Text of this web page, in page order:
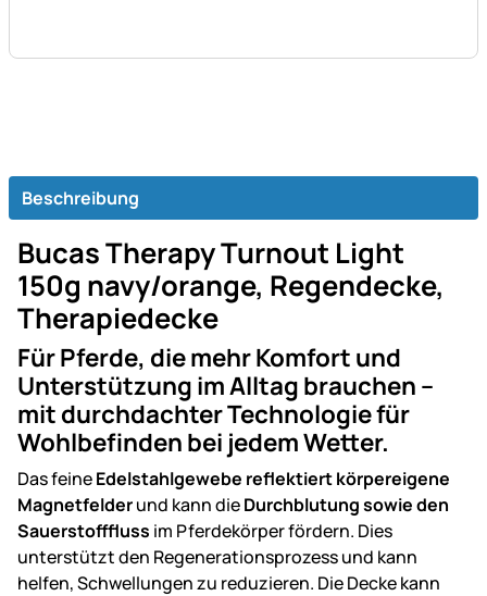
Beschreibung
Bucas Therapy Turnout Light
150g navy/orange, Regendecke,
Therapiedecke
Für Pferde, die mehr Komfort und
Unterstützung im Alltag brauchen –
mit durchdachter Technologie für
Wohlbefinden bei jedem Wetter.
Das feineEdelstahlgewebe reflektiert körpereigene
Magnetfelderund kann dieDurchblutung sowie den
Sauerstofffluss im Pferdekörper fördern. Dies
unterstützt den Regenerationsprozess und kann
helfen, Schwellungen zu reduzieren. Die Decke kann